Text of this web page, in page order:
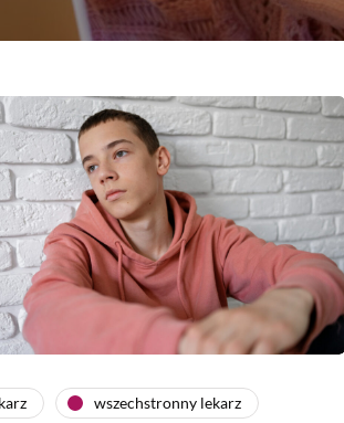
wszechstronny lekarz